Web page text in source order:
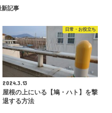
新記事
日常・お役立ち
2024.3.13
屋根の上にいる【鳩・ハト】を撃
退する方法